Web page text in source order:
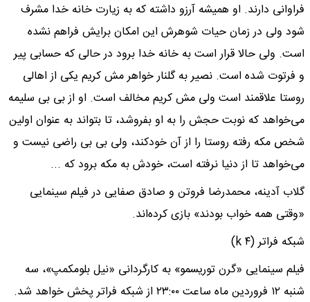
فراوانی دارند. او همیشه آرزو داشته که به زیارت خانه خدا مشرف
شود ولی در زمان حیات شوهرش این امکان برایش فراهم نشده
است. ولی حالا قرار است به خانه خدا برود در حالی که حسابی پیر
و فرتوت شده است. نصیر به گلنار خواهر مش کریم یکی از اهالی
روستا علاقمند است ولی مش کریم مخالف است. او از بی بی سلیمه
می‌خواهد که نوبت حجش را به او بفروشد، تا بتواند به عنوان اولین
شخص مکه رفته روستا را از آن خودکند، ولی بی بی راضی نیست و
می‌خواهد تا از دنیا نرفته است، خودش به مکه برود که ...
گلاب آدینه، محمدرضا فروتن و صادق صفایی در فیلم سینمایی
«وقتی همه خواب بودند» بازی کرده‌اند.
شبکه فراتر (۴ k)
فیلم سینمایی «گرن توریسمو» به کارگردانی «نیل بلومکمپ»، سه
شنبه ۱۲ فروردین ماه ساعت ۲۳:۰۰ از شبکه فراتر پخش خواهد شد.